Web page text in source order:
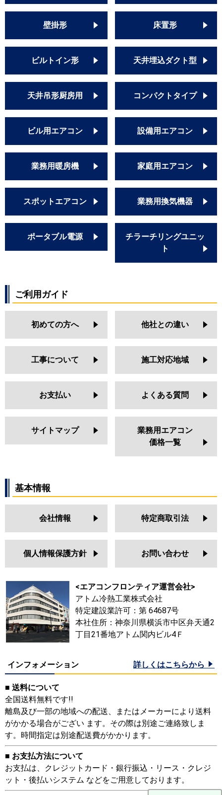
壁掛形 床置形
ビルトイン形 天井埋込ダクト型
天井吊形厨房用 コンパクトタイプ
ビル用エアコン 設備用エアコン
業務用暖房機 家庭用エアコン
スポットエアコン 業務用換気機器
ポータブル電源
チラーチリングユニッ
ト
ご利用ガイド
初めての方へ 他社との違い
工事について 施工対応地域
お支払い よくある質問
サイトマップ
業務用エアコン
価格一覧
基本情報
会社情報 特定商取引法
個人情報保護方針 お問い合わせ
<エアコンフロンティア運営会社>
アトム冷熱工業株式会社
特定建設業許可：第 64687号
本社住所：神奈川県横浜市中区弁天通2
丁目21番地アトム関内ビル4Ｆ
インフォメーション 詳しくはこちらから
■ 送料について
全国送料無料です!!
離島及び一部の地域への配送、またはメーカーにより送料
がかかる場合がござい ます。その際は別途ご連絡致しま
す。時間指定は別途配送費がかかります。
■ お支払方法について
お支払は、クレジットカード・銀行振込・リース・クレジ
ット・後払いシステム などをご用意しております。